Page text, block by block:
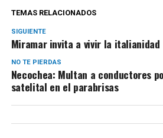
TEMAS RELACIONADOS
SIGUIENTE
Miramar invita a vivir la italianidad
NO TE PIERDAS
Necochea: Multan a conductores
satelital en el parabrisas